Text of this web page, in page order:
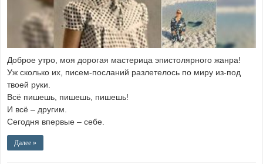
Доброе утро, моя дорогая мастерица эпистолярного жанра!
Уж сколько их, писем-посланий разлетелось по миру из-под
твоей руки.
Всё пишешь, пишешь, пишешь!
И всё – другим.
Сегодня впервые – себе.
Далее »